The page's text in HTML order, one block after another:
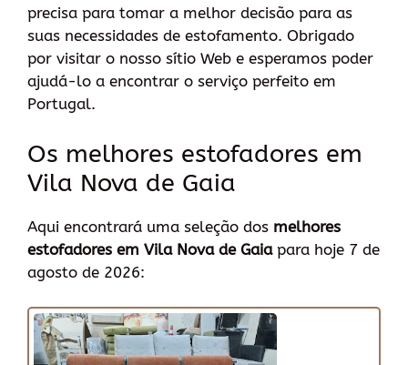
precisa para tomar a melhor decisão para as
suas necessidades de estofamento. Obrigado
por visitar o nosso sítio Web e esperamos poder
ajudá-lo a encontrar o serviço perfeito em
Portugal.
Os melhores estofadores em
Vila Nova de Gaia
Aqui encontrará uma seleção dos melhores
estofadores em Vila Nova de Gaiapara hoje 7 de
agosto de 2026: